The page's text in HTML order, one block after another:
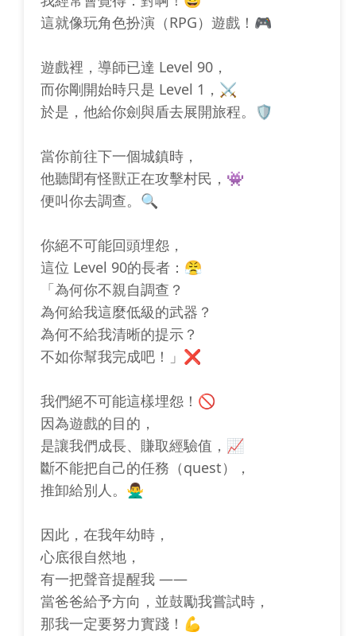
這就像玩角色扮演（RPG）遊戲！🎮
遊戲裡，導師已達 Level 90，
而你剛開始時只是 Level 1，⚔️
於是，他給你劍與盾去展開旅程。🛡️
當你前往下一個城鎮時，
他聽聞有怪獸正在攻擊村民，👾
便叫你去調查。🔍
你絕不可能回頭埋怨，
這位 Level 90的長者：😤
「為何你不親自調查？
為何給我這麼低級的武器？
為何不給我清晰的提示？
不如你幫我完成吧！」❌
我們絕不可能這樣埋怨！🚫
因為遊戲的目的，
是讓我們成長、賺取經驗值，📈
斷不能把自己的任務（quest），
推卸給別人。🙅‍♂️
因此，在我年幼時，
心底很自然地，
有一把聲音提醒我 ——
當爸爸給予方向，並鼓勵我嘗試時，
那我一定要努力實踐！💪